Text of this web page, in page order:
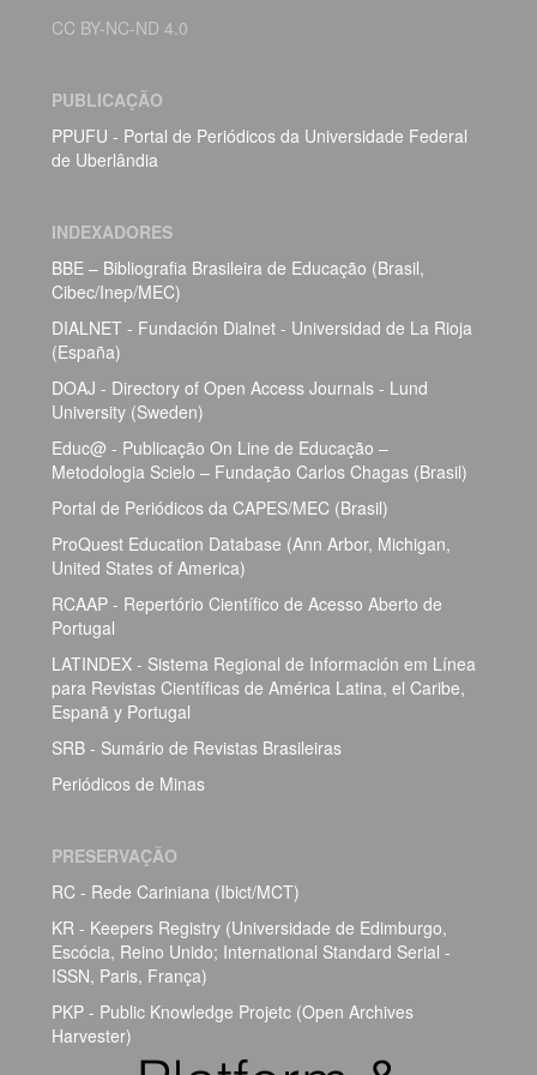
CC BY-NC-ND 4.0
PUBLICAÇÃO
PPUFU - Portal de Periódicos da Universidade Federal
de Uberlândia
INDEXADORES
BBE – Bibliografia Brasileira de Educação (Brasil,
Cibec/Inep/MEC)
DIALNET - Fundación Dialnet - Universidad de La Rioja
(España)
DOAJ - Directory of Open Access Journals - Lund
University (Sweden)
Educ@ - Publicação On Line de Educação –
Metodologia Scielo – Fundação Carlos Chagas (Brasil)
Portal de Periódicos da CAPES/MEC (Brasil)
ProQuest Education Database (Ann Arbor, Michigan,
United States of America)
RCAAP - Repertório Científico de Acesso Aberto de
Portugal
LATINDEX - Sistema Regional de Información em Línea
para Revistas Científicas de América Latina, el Caribe,
Espanã y Portugal
SRB - Sumário de Revistas Brasileiras
Periódicos de Minas
PRESERVAÇÃO
RC - Rede Cariniana (Ibict/MCT)
KR - Keepers Registry (Universidade de Edimburgo,
Escócia, Reino Unido; International Standard Serial -
ISSN, Paris, França)
PKP - Public Knowledge Projetc (Open Archives
Harvester)